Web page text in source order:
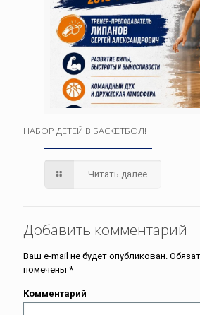
НАБОР ДЕТЕЙ В БАСКЕТБОЛ!
Читать далее
Добавить комментарий
Ваш e-mail не будет опубликован.
помечены *
Комментарий